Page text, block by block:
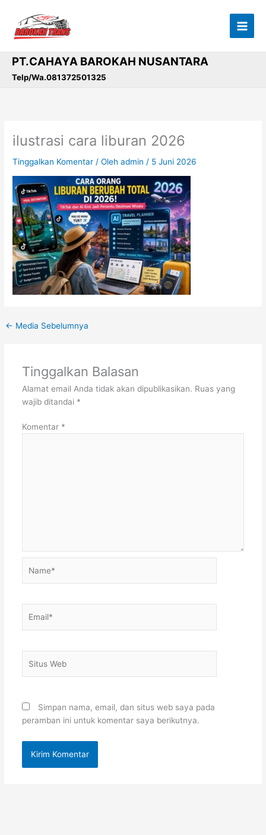
konten
PT.CAHAYA BAROKAH NUSANTARA
Telp/Wa.081372501325
ilustrasi cara liburan 2026
Tinggalkan Komentar / Olehadmin / 5 Juni 2026
← Media Sebelumnya
Tinggalkan Balasan
Alamat email Anda tidak akan dipublikasikan. Ruas yang
wajib ditandai *
Komentar *
Web
Simpan nama, email, dan situs web saya pada
peramban ini untuk komentar saya berikutnya.